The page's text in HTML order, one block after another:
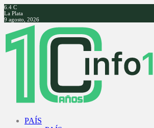
6.4 C
La Plata
9 agosto, 2026
Facebook
Twitter
Instagram
Youtube
PAÍS